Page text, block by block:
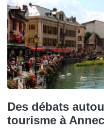
Des débats
tourisme à